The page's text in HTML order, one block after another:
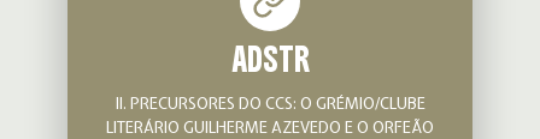
ADSTR
II. PRECURSORES DO CCS: O GRÉMIO/CLUBE
LITERÁRIO GUILHERME AZEVEDO E O ORFEÃO